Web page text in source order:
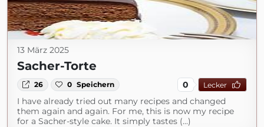
13 März 2025
Sacher-Torte
26 0 Speichern 0 Lecker
I have already tried out many recipes and changed
them again and again. For me, this is now my recipe
for a Sacher-style cake. It simply tastes (...)